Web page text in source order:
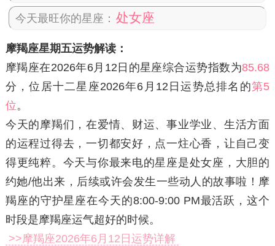
今天最旺你的星座： 处女座
摩羯座星期五运势解读：
摩羯座在2026年6月12日 的星座综合运势指数为85.68
分，位居十二星座2026年6月12日运势总排名的第5
位。
今天的摩羯们，在爱情、财运、事业学业、生活方面
的运程过得去，一切都安好，点一炷心香，让自己变
得更纯粹。今天与你最来电的星座是处女座，大胆的
约她/他出来，后续或许会发生一些动人的故事啦！摩
羯座的守护星座在今天的8:00-9:00 PM最活跃，这个
时段是摩羯座运气超好的时候。
>>摩羯座2026年6月12日运势详解